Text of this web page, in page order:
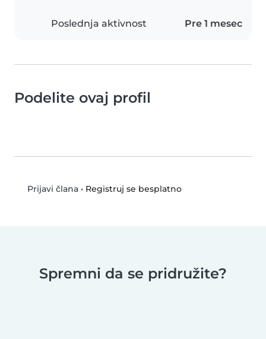
Poslednja aktivnost Pre 1 mesec
Podelite ovaj profil
Prijavi člana• Registruj se besplatno
Spremni da se pridružite?